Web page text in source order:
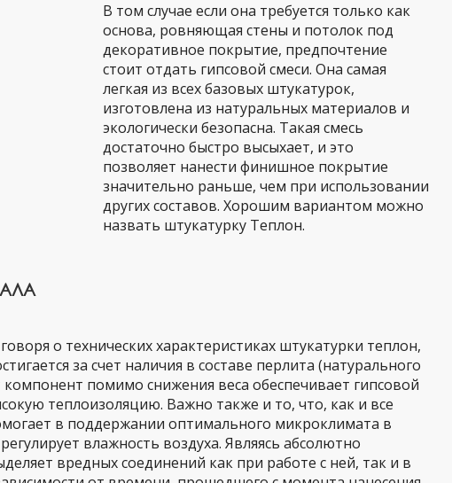
В том случае если она требуется только как
основа, ровняющая стены и потолок под
декоративное покрытие, предпочтение
стоит отдать гипсовой смеси. Она самая
легкая из всех базовых штукатурок,
изготовлена из натуральных материалов и
экологически безопасна. Такая смесь
достаточно быстро высыхает, и это
позволяет нанести финишное покрытие
значительно раньше, чем при использовании
других составов. Хорошим вариантом можно
назвать штукатурку Теплон.
о технических характеристиках штукатурки теплон,
за счет наличия в составе перлита (натурального
помимо снижения веса обеспечивает гипсовой
теплоизоляцию. Важно также и то, что, как и все
в поддержании оптимального микроклимата в
влажность воздуха. Являясь абсолютно
вредных соединений как при работе с ней, так и в